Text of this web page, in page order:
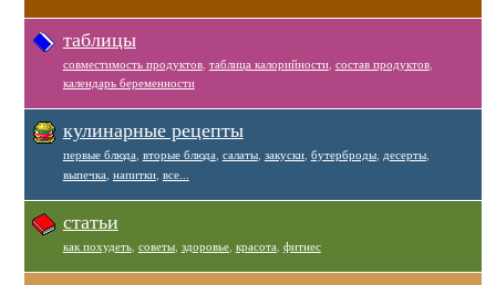
таблицы
совместимость продуктов, таблица калорийности, состав продуктов,
календарь беременности
кулинарные рецепты
первые блюда вторые блюда салаты, закуски, бутерброды, десерты,
выпечка напитки, все...
статьи
как похудеть, советы, здоровье, красота фитнес